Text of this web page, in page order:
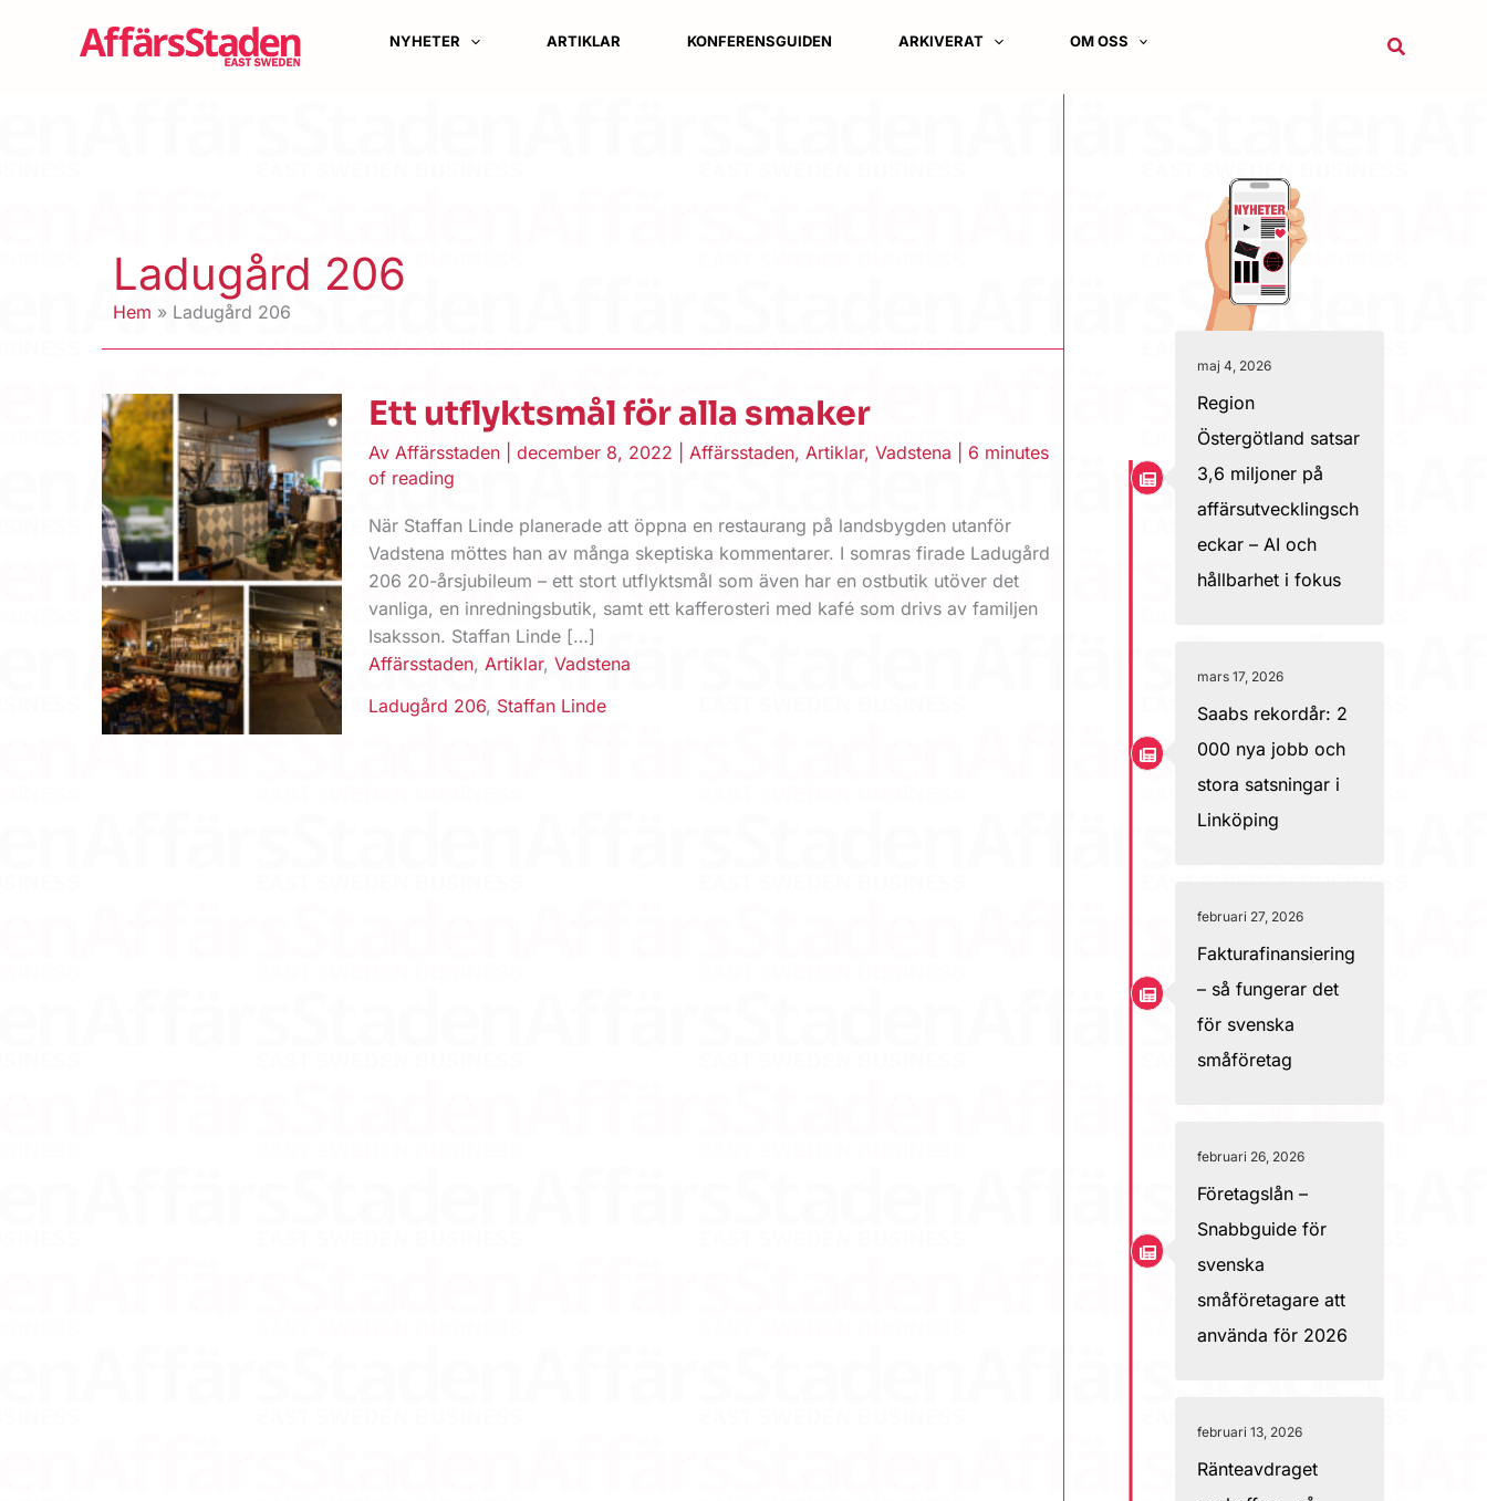
NYHETER ARTIKLAR KONFERENSGUIDEN ARKIVERAT OM OSS Sök
Ladugård 206
Hem Ladugård 206
Ett utflyktsmål för alla smaker
AvAffärsstaden |december 8, 2022 |Affärsstaden,Artiklar,Vadstena
6 minutes
of reading
När Staffan Linde planerade att öppna en restaurang på landsbygden utanför
Vadstena möttes han av många skeptiska kommentarer. I somras firade Ladugård
206 20-årsjubileum – ett stort utflyktsmål som även har en ostbutik utöver det
vanliga, en inredningsbutik, samt ett kafferosteri med kafé som drivs av familjen
Isaksson. Staffan Linde […]
Affärsstaden,Artiklar,Vadstena
Ladugård 206, Staffan Linde
maj 4, 2026
Region
Östergötland satsar
3,6 miljoner på
affärsutvecklingsch
eckar – AI och
hållbarhet i fokus
mars 17, 2026
Saabs rekordår: 2
000 nya jobb och
stora satsningar i
Linköping
februari 27, 2026
Fakturafinansiering
– så fungerar det
för svenska
småföretag
februari 26, 2026
Företagslån –
Snabbguide för
svenska
småföretagare att
använda för 2026
februari 13, 2026
Ränteavdraget